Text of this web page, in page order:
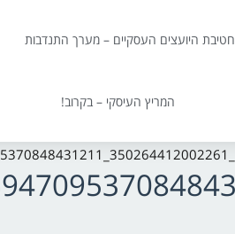
חטיבת היועצים העסקיים – מערך התנדבות
המריץ העיסקי – בקרוב!